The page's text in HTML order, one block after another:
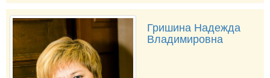
Гришина Надежда
Владимировна